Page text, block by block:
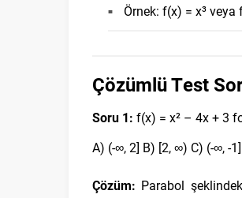
Örnek: f(x) = x³
Çözümlü Test
Soru 1: f(x) = x² – 4x + 3
A) (-∞, 2] B) [2, ∞) C) (-∞, -
Çözüm: Parabol